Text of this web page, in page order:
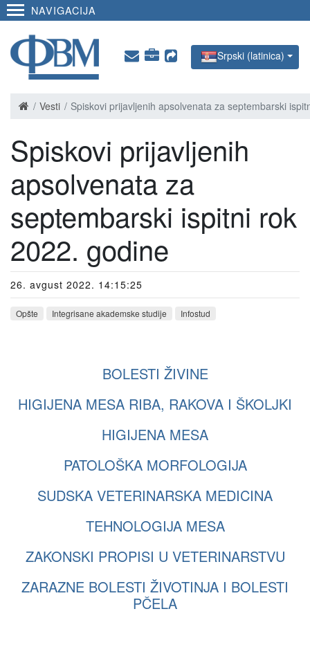
NAVIGACIJA
Srpski (latinica)
Vesti Spiskovi prijavljenih apsolvenata za septembarski
Spiskovi prijavljenih
apsolvenata za
septembarski ispitni rok
2022. godine
26. avgust 2022. 14:15:25
Opšte Integrisane akademske studije Infostud
BOLESTI ŽIVINE
HIGIJENA MESA RIBA, RAKOVA I ŠKOLJKI
HIGIJENA MESA
PATOLOŠKA MORFOLOGIJA
SUDSKA VETERINARSKA MEDICINA
TEHNOLOGIJA MESA
ZAKONSKI PROPISI U VETERINARSTVU
ZARAZNE BOLESTI ŽIVOTINJA I BOLESTI
PČELA